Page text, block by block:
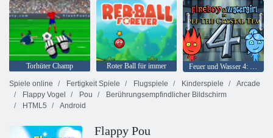
Torhüter Champ Roter Ball für immer
Feuer und Wasser 4: Kristalltempel
Spiele online
Fertigkeit Spiele Flugspiele Kinderspiele
Arcade
Flappy Vogel
Pou
Berührungsempfindlicher Bildschirm
HTML5
Android
Flappy Pou